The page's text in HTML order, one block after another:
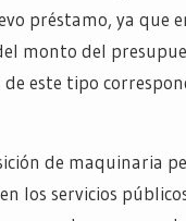
préstamo, ya que
monto del
este tipo
de maquinaria
los servicios